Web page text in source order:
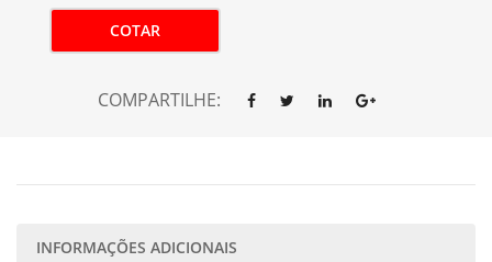
COTAR
COMPARTILHE:
INFORMAÇÕES ADICIONAIS